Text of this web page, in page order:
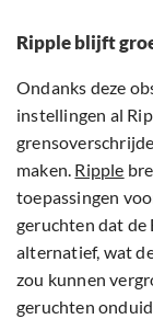
Ripple blijft
Ondanks deze
instellingen al
maken. Ripple
toepassingen
geruchten dat de
alternatief, wat
zou kunnen
geruchten